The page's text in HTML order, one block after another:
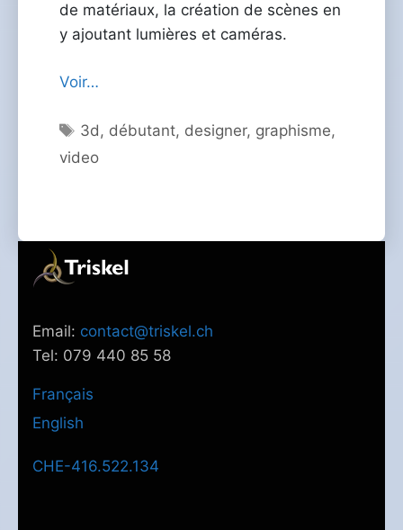
de matériaux, la création de scènes en
y ajoutant lumières et caméras.
Voir…
Étiquettes
3d, débutant, designer, graphisme,
video
Email: contact@triskel.ch
Tel: 079 440 85 58
Français
English
CHE-416.522.134